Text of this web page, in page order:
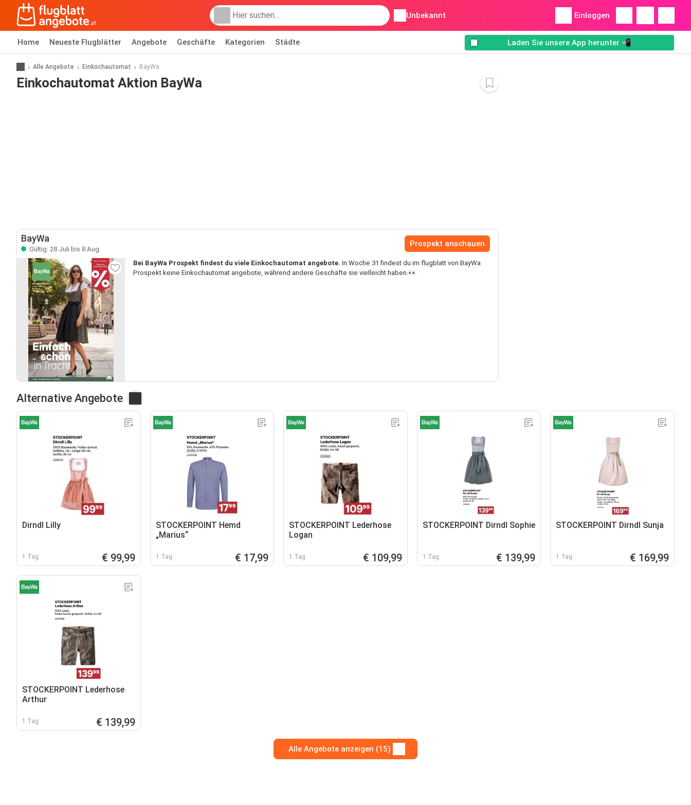
Unbekannt Einloggen
Home Neueste Flugblätter Angebote Geschäfte Kategorien Städte Laden Sie unsere App herunter 📲
Alle Angebote Einkochautomat BayWa
Einkochautomat Aktion BayWa
BayWa
Gültig: 28 Juli bis 8 Aug.
Prospekt anschauen
Bei BayWa Prospekt findest du viele Einkochautomat angebote. In Woche 31 findest du im flugblatt von BayWa
Prospekt keine Einkochautomat angebote, während andere Geschäfte sie vielleicht haben.👀
Alternative Angebote
Dirndl Lilly
1 Tag € 99,99
STOCKERPOINT Hemd
„Marius“
1 Tag € 17,99
STOCKERPOINT Lederhose
Logan
1 Tag € 109,99
STOCKERPOINT Dirndl Sophie
1 Tag € 139,99
STOCKERPOINT Dirndl Sunja
1 Tag € 169,99
STOCKERPOINT Lederhose
Arthur
1 Tag € 139,99
Alle Angebote anzeigen (15)